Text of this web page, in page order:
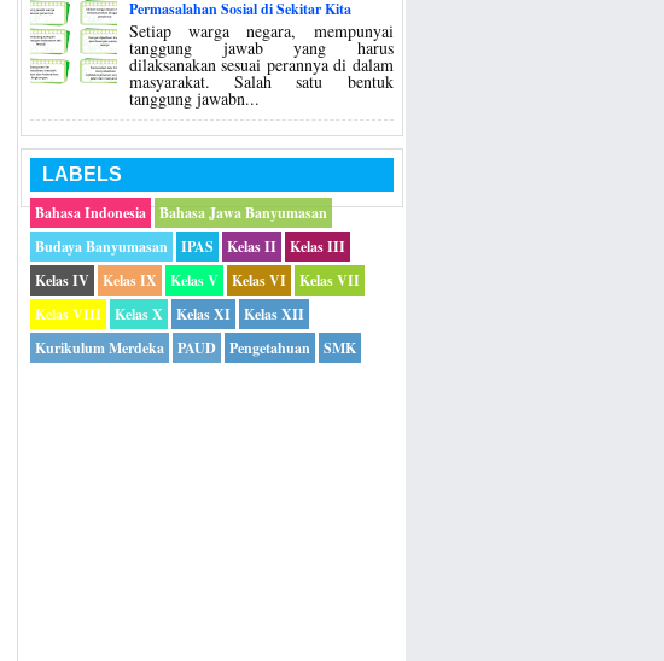
Permasalahan Sosial di Sekitar Kita
Setiap warga negara, mempunyai
tanggung jawab yang harus
dilaksanakan sesuai perannya di dalam
masyarakat. Salah satu bentuk
tanggung jawabn...
LABELS
Bahasa Indonesia
Bahasa Jawa Banyumasan
Budaya Banyumasan
IPAS Kelas II
Kelas III
Kelas IV
Kelas IX Kelas V Kelas VI
Kelas VII
Kelas VIII
Kelas X Kelas XI
Kelas XII
Kurikulum Merdeka
PAUD Pengetahuan SMK